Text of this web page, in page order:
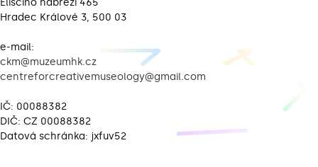
Eliščino nábřeží 465
Hradec Králové 3, 500 03
ckm@muzeumhk.cz
centreforcreativemuseology@gmail.com
IČ: 00088382
DIČ: CZ 00088382
Datová schránka: jxfuv52